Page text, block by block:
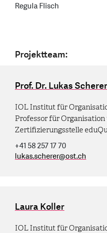
Regula Flisch
Projektteam:
Prof. Dr. Lukas Scherer
IOL Institut für
Professor für
Zertifizierungsstelle
+41 58 257 17 70
lukas.scherer@ost.ch
Laura Koller
IOL Institut für